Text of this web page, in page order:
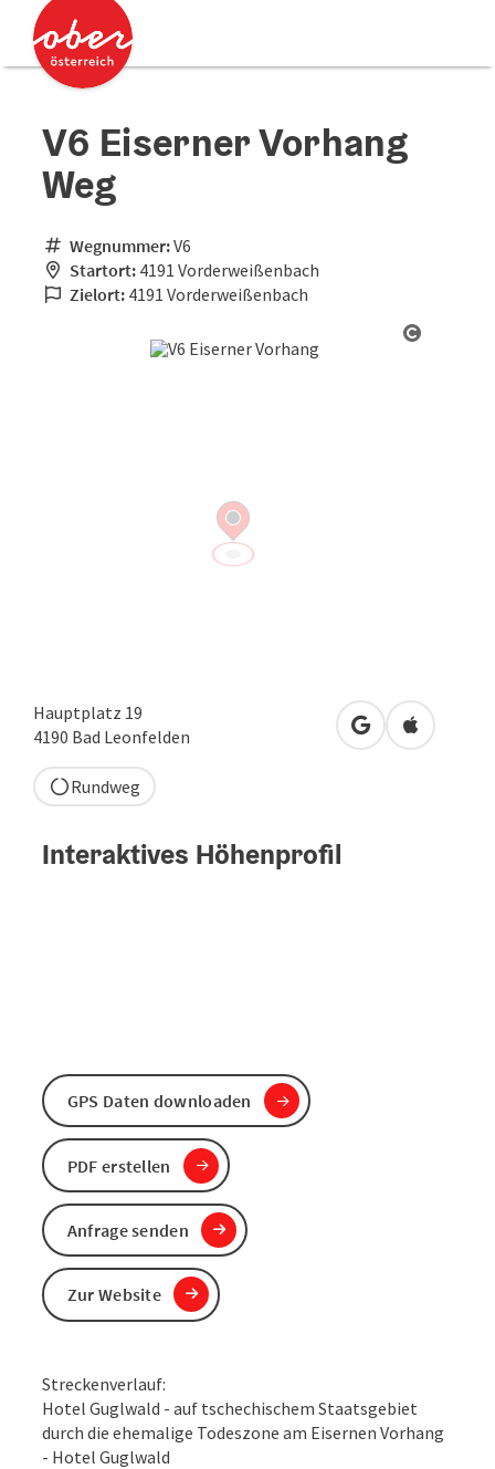
Zum Inhalt
Zum Seitenanfang
V6 Eiserner Vorhang
Weg
Wegnummer:V6
Startort: 4191 Vorderweißenbach
Zielort: 4191 Vorderweißenbach
Hauptplatz 19
4190 Bad Leonfelden in Google Maps
in Apple
Rundweg
Streckenverlauf:
Hotel Guglwald - auf tschechischem Staatsgebiet
durch die ehemalige Todeszone am Eisernen Vorhang
- Hotel Guglwald
Interaktives Höhenprofil
GPS Daten downloaden
PDF erstellen
Anfrage senden
Zur Website